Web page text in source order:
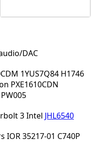
DAC
1YUS7Q84 H1746
PXE1610CDN
3 Intel JHL6540
35217-01 C740P